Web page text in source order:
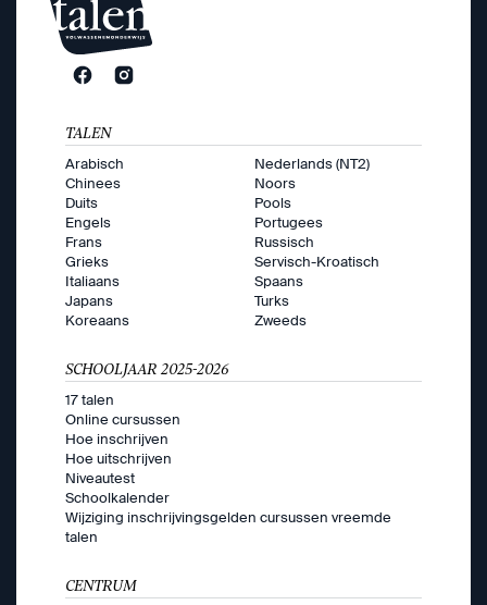
TALEN
Arabisch
Chinees
Duits
Engels
Frans
Grieks
Italiaans
Japans
Koreaans
Nederlands (NT2)
Noors
Pools
Portugees
Russisch
Servisch-Kroatisch
Spaans
Turks
Zweeds
SCHOOLJAAR 2025-2026
17 talen
Online cursussen
Hoe inschrijven
Hoe uitschrijven
Niveautest
Schoolkalender
Wijziging inschrijvingsgelden cursussen vreemde
talen
CENTRUM